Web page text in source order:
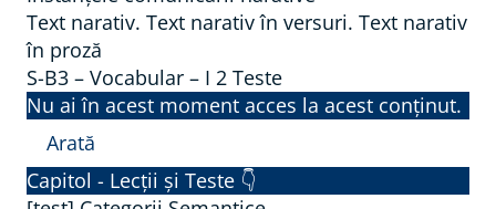
c
t
e
î
n
v
O
r
t
o
e
p
t
l
i
t
e
r
a
c
–
t
B
2
–
L
i
t
Text narativ. Text narativ în versuri. Text narativ
în proză
S-B3 – Vocabular – I 2 Teste
Nu ai în acest moment acces la acest conținut.
Arată
S
Capitol - Lecții și Teste 👇